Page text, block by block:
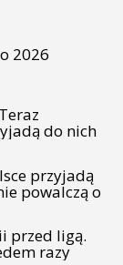
2026
do nich
przyjadą
powalczą o
przed ligą.
razy